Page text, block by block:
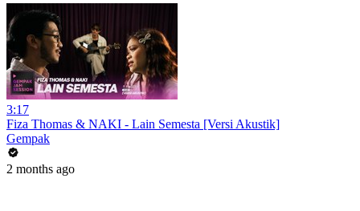
3:17
Fiza Thomas & NAKI - Lain Semesta [Versi Akustik]
Gempak
2 months ago